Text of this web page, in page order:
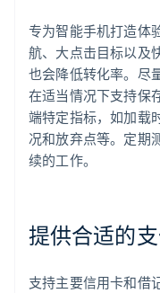
专为智能手机打造体
航、大点击目标以及
也会降低转化率。尽
在适当情况下支持保
端特定指标，如加载
况和放弃点等。定期
续的工作。
提供合适的
支持主要信用卡和借